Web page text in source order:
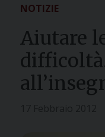
NOTIZIE
Aiutare